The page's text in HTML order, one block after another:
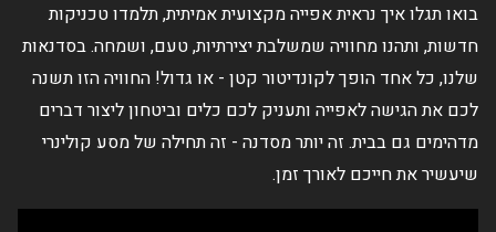
בואו תגלו איך נראית אפייה מקצועית אמיתית, תלמדו טכניקות
חדשות, ותהנו מחוויה שמשלבת יצירתיות, טעם, ושמחה. בסדנאות
שלנו, כל אחד הופך לקונדיטור קטן - או גדול! החוויה הזו תשנה
לכם את הגישה לאפייה ותעניק לכם כלים וביטחון ליצור דברים
מדהימים גם בבית. זה יותר מסדנה - זה תחילה של מסע קולינרי
שיעשיר את חייכם לאורך זמן.